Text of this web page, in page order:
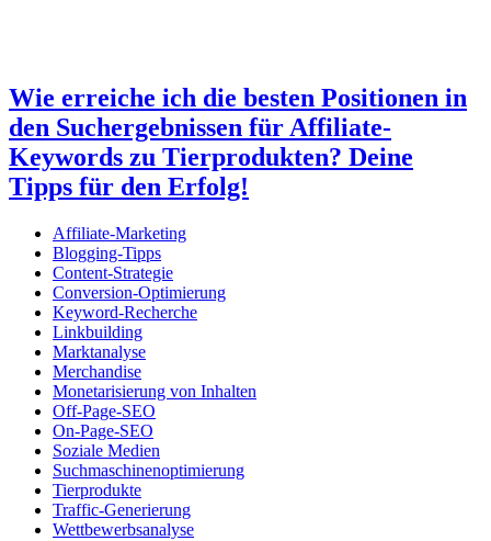
Wie erreiche ich die besten Positionen in
den Suchergebnissen für Affiliate-
Keywords zu Tierprodukten? Deine
Tipps für den Erfolg!
Affiliate-Marketing
Blogging-Tipps
Content-Strategie
Conversion-Optimierung
Keyword-Recherche
Linkbuilding
Marktanalyse
Merchandise
Monetarisierung von Inhalten
Off-Page-SEO
On-Page-SEO
Soziale Medien
Suchmaschinenoptimierung
Tierprodukte
Traffic-Generierung
Wettbewerbsanalyse